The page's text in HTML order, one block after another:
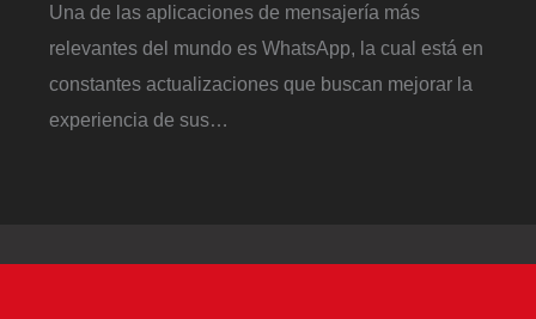
Una de las aplicaciones de mensajería más
relevantes del mundo es WhatsApp, la cual está en
constantes actualizaciones que buscan mejorar la
experiencia de sus…